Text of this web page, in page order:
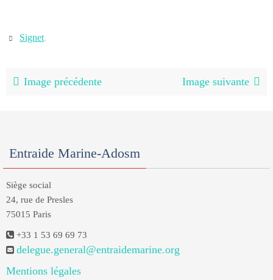
Signet.
Image précédente Image suivante
Entraide Marine-Adosm
Siège social
24, rue de Presles
75015 Paris
+33 1 53 69 69 73
delegue.general@entraidemarine.org
Mentions légales